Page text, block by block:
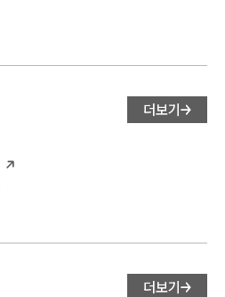
더보기
더보기